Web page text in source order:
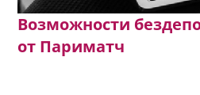
Возможности
от Париматч